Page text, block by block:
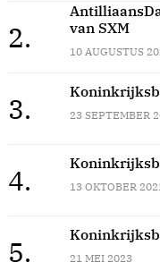
2.
van SXM
10 AUGUSTUS
3. 23 SEPTEMBER
4. 13 OKTOBER
5. 21 MEI 2023